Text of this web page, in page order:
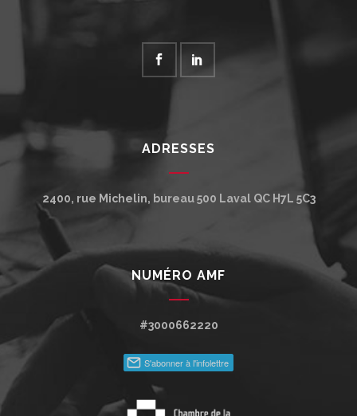
ADRESSES
2400, rue Michelin, bureau 500 Laval QC H7L 5C3
NUMÉRO AMF
#3000662220